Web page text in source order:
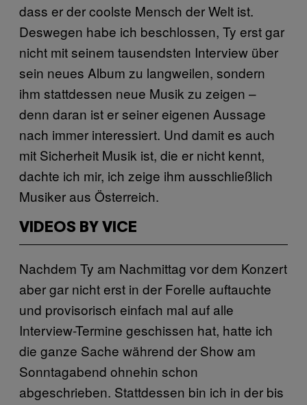
dass er der coolste Mensch der Welt ist.
Deswegen habe ich beschlossen, Ty erst gar
nicht mit seinem tausendsten Interview über
sein neues Album zu langweilen, sondern
ihm stattdessen neue Musik zu zeigen –
denn daran ist er seiner eigenen Aussage
nach immer interessiert. Und damit es auch
mit Sicherheit Musik ist, die er nicht kennt,
dachte ich mir, ich zeige ihm ausschließlich
Musiker aus Österreich.
VIDEOS BY VICE
Nachdem Ty am Nachmittag vor dem Konzert
aber gar nicht erst in der Forelle auftauchte
und provisorisch einfach mal auf alle
Interview-Termine geschissen hat, hatte ich
die ganze Sache während der Show am
Sonntagabend ohnehin schon
abgeschrieben. Stattdessen bin ich in der bis